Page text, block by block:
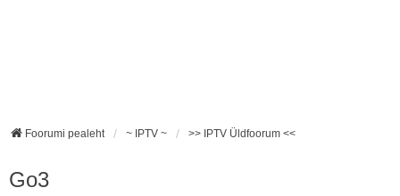
Foorumi pealeht ~ IPTV ~ >> IPTV Üldfoorum <<
Go3